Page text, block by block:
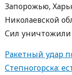
Запорожью,
Николаевской
Сил уничтожили
Ракетный удар
Степногорска: